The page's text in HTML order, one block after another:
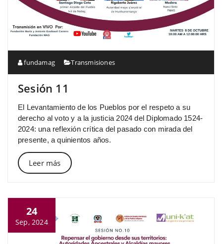
fundamag Transmisiones
Sesión 11
El Levantamiento de los Pueblos por el respeto a su
derecho al voto y a la justicia 2024 del Diplomado 1524-
2024: una reflexión crítica del pasado con mirada del
presente, a quinientos años.
Leer más
24
Sep, 2024